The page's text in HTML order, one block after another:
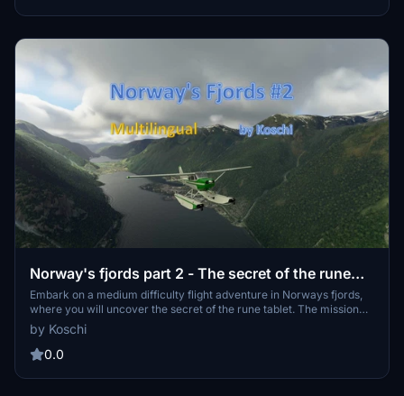
Norway's fjords part 2 - The secret of the rune
tablet - MULTILINGUAL
Embark on a medium difficulty flight adventure in Norways fjords,
where you will uncover the secret of the rune tablet. The mission
includes 7 legs covering 239 NM, flying a Cessna Skyhawk G1000
Amphibian. The add-on is multilingual and features English voice
output, offering a unique flying experience through stunning
by Koschi
0.0